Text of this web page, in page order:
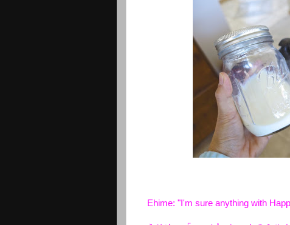
Ehime: "I'm sure anything with